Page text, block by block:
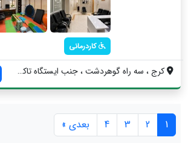
کاردرمانی
کرج ، سه راه گوهردشت ، جنب ایستگاه تاکسی...
1
2
3
4 بعدی »